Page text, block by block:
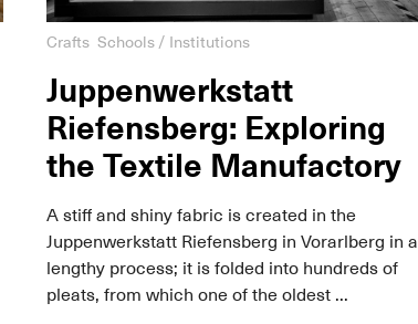
Crafts Schools / Institutions
Juppenwerkstatt
Riefensberg: Exploring
the Textile Manufactory
A stiff and shiny fabric is created in the
Juppenwerkstatt Riefensberg in Vorarlberg in a
lengthy process; it is folded into hundreds of
pleats, from which one of the oldest ...